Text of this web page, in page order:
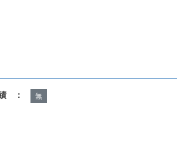
： 無